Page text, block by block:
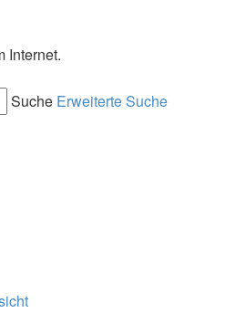
Internet.
Suche Erweiterte Suche